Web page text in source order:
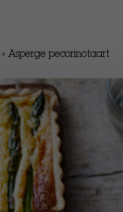
» Asperge pecorinotaart